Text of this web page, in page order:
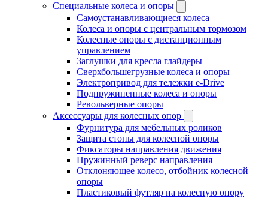
Специальные колеса и опоры
Самоустанавливающиеся колеса
Колеса и опоры с центральным тормозом
Колесные опоры с дистанционным
управлением
Заглушки для кресла глайдеры
Сверхбольшегрузные колеса и опоры
Электропривод для тележки e-Drive
Подпружиненные колеса и опоры
Револьверные опоры
Аксессуары для колесных опор
Фурнитура для мебельных роликов
Защита стопы для колесной опоры
Фиксаторы направления движения
Пружинный реверс направления
Отклоняющее колесо, отбойник колесной
опоры
Пластиковый футляр на колесную опору